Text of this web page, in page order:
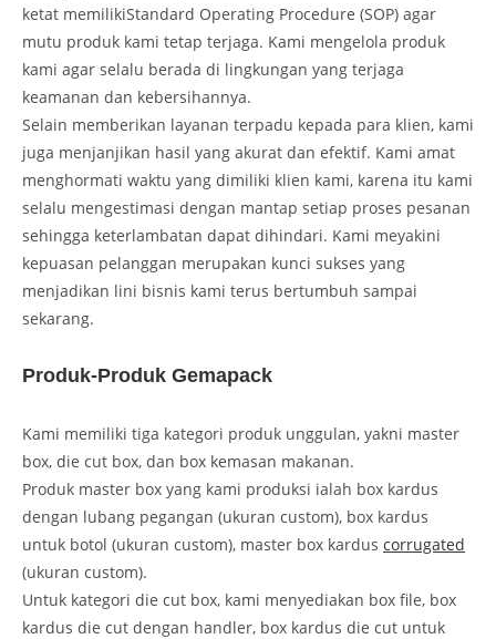
ketat memilikiStandard Operating Procedure (SOP) agar
mutu produk kami tetap terjaga. Kami mengelola produk
kami agar selalu berada di lingkungan yang terjaga
keamanan dan kebersihannya.
Selain memberikan layanan terpadu kepada para klien, kami
juga menjanjikan hasil yang akurat dan efektif. Kami amat
menghormati waktu yang dimiliki klien kami, karena itu kami
selalu mengestimasi dengan mantap setiap proses pesanan
sehingga keterlambatan dapat dihindari. Kami meyakini
kepuasan pelanggan merupakan kunci sukses yang
menjadikan lini bisnis kami terus bertumbuh sampai
sekarang.
Produk-Produk Gemapack
Kami memiliki tiga kategori produk unggulan, yakni master
box, die cut box, dan box kemasan makanan.
Produk master box yang kami produksi ialah box kardus
dengan lubang pegangan (ukuran custom), box kardus
untuk botol (ukuran custom), master box kardus corrugated
(ukuran custom).
Untuk kategori die cut box, kami menyediakan box file, box
kardus die cut dengan handler, box kardus die cut untuk